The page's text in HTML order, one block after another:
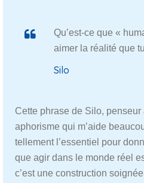
Qu’est-ce que «
aimer la réalité que
Silo
Cette phrase de Silo, penseur
aphorisme qui m’aide
tellement l’essentiel pour
que agir dans le monde réel
c’est une construction